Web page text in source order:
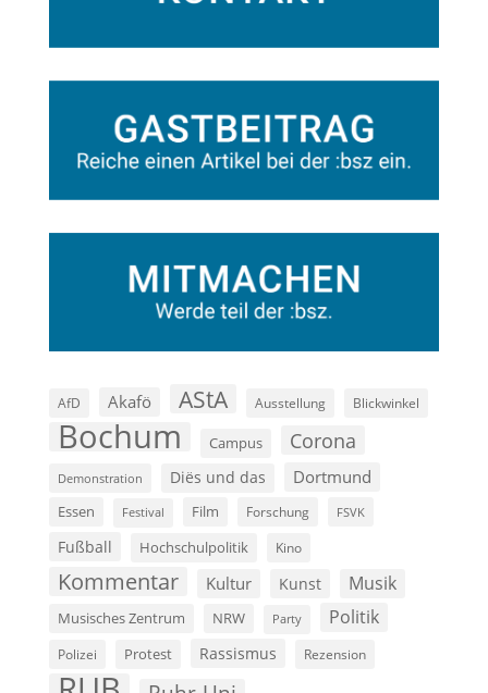
AfD Akafö AStA Ausstellung Blickwinkel
Bochum Campus Corona
Demonstration Diës und das Dortmund
Essen Festival Film Forschung FSVK
Fußball Hochschulpolitik Kino
Kommentar Kultur Kunst Musik
Musisches Zentrum NRW Party Politik
Polizei Protest Rassismus Rezension